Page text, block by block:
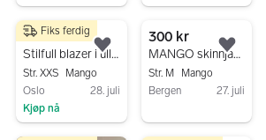
299 kr
Stilfull blazer i ull (Mango)
Str. XXS
Mango
Oslo
28. juli
Kjøp nå
Fiks ferdig
Legg til som favoritt.
300 kr
MANGO skinnjakke, mørkebrun, str.M
Str. M
Mango
Bergen
27. juli